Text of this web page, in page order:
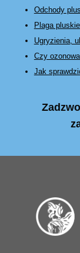
Odchody
Plaga
Ugryzienia,
Czy
Jak